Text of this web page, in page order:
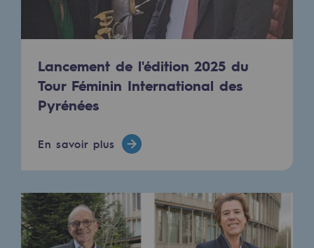
Communiqués de presse
Documentation
Evénements
L'édito Teréga
Les actions soutenues par Teréga
Lancement de l'édition 2025 du
Tour Féminin International des
Pyrénées
En savoir plus